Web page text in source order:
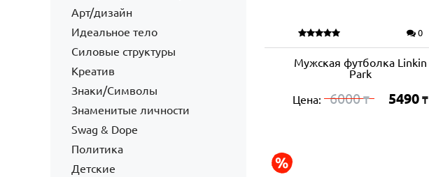
Арт/дизайн
Идеальное тело
Силовые структуры
Креатив
Знаки/Символы
Знаменитые личности
Swag & Dope
Политика
Детские
0
Мужская футболка Linkin
Park
Цена: 6000₸ 5490 ₸